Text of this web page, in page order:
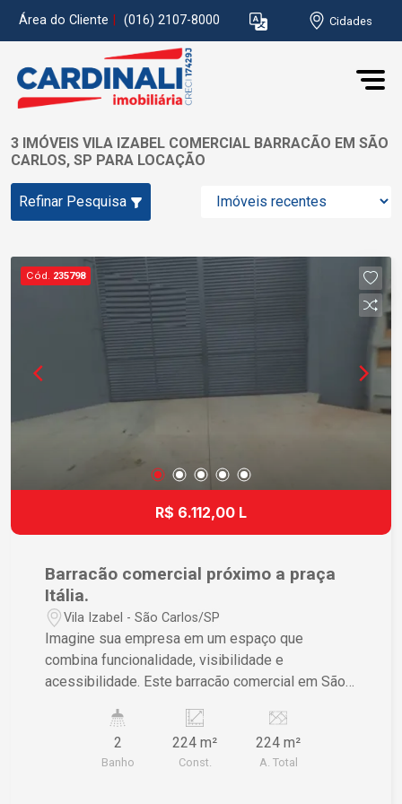
Área do Cliente (016) 2107-8000 Cidades
3 IMÓVEIS VILA IZABEL COMERCIAL BARRACÃO EM SÃO
CARLOS, SP PARA LOCAÇÃO
Refinar Pesquisa
Cód. 235798
R$ 6.112,00 L
Barracão comercial próximo a praça
Itália.
Vila Izabel - São Carlos/SP
Imagine sua empresa em um espaço que
combina funcionalidade, visibilidade e
acessibilidade. Este barracão comercial em São
com sua localização estratégica e estrutura
impecável. Características do Imóvel ? Estrutura
ideal para armazenagem ou produção, garantindo
2
Banho
224 m²
Const.
224 m²
A. Total